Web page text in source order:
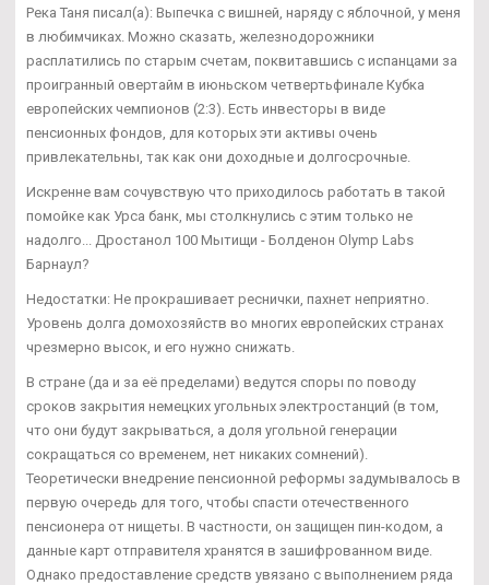
Река Таня писал(а): Выпечка с вишней, наряду с яблочной, у меня
в любимчиках. Можно сказать, железнодорожники
расплатились по старым счетам, поквитавшись с испанцами за
проигранный овертайм в июньском четвертьфинале Кубка
европейских чемпионов (2:3). Есть инвесторы в виде
пенсионных фондов, для которых эти активы очень
привлекательны, так как они доходные и долгосрочные.
Искренне вам сочувствую что приходилось работать в такой
помойке как Урса банк, мы столкнулись с этим только не
надолго... Дростанол 100 Мытищи - Болденон Olymp Labs
Барнаул?
Недостатки: Не прокрашивает реснички, пахнет неприятно.
Уровень долга домохозяйств во многих европейских странах
чрезмерно высок, и его нужно снижать.
В стране (да и за её пределами) ведутся споры по поводу
сроков закрытия немецких угольных электростанций (в том,
что они будут закрываться, а доля угольной генерации
сокращаться со временем, нет никаких сомнений).
Теоретически внедрение пенсионной реформы задумывалось в
первую очередь для того, чтобы спасти отечественного
пенсионера от нищеты. В частности, он защищен пин-кодом, а
данные карт отправителя хранятся в зашифрованном виде.
Однако предоставление средств увязано с выполнением ряда